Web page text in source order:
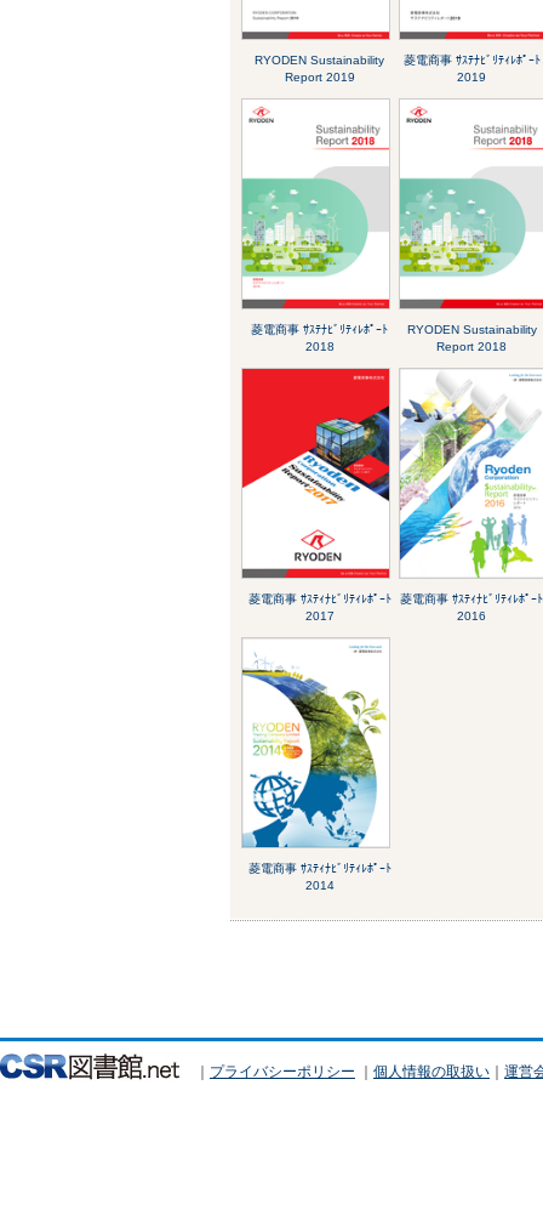
RYODEN Sustainability
Report 2019
菱電商事 ｻｽﾃﾅﾋﾞﾘﾃｨﾚﾎﾟｰﾄ
2019
菱電商事 ｻｽﾃﾅﾋﾞﾘﾃｨﾚﾎﾟｰﾄ
2018
RYODEN Sustainability
Report 2018
菱電商事 ｻｽﾃｨﾅﾋﾞﾘﾃｨﾚﾎﾟｰﾄ
2017
菱電商事 ｻｽﾃｨﾅﾋﾞﾘﾃｨﾚﾎﾟｰﾄ
2016
菱電商事 ｻｽﾃｨﾅﾋﾞﾘﾃｨﾚﾎﾟｰﾄ
2014
｜ プライバシーポリシー ｜ 個人情報の取扱い ｜ 運営